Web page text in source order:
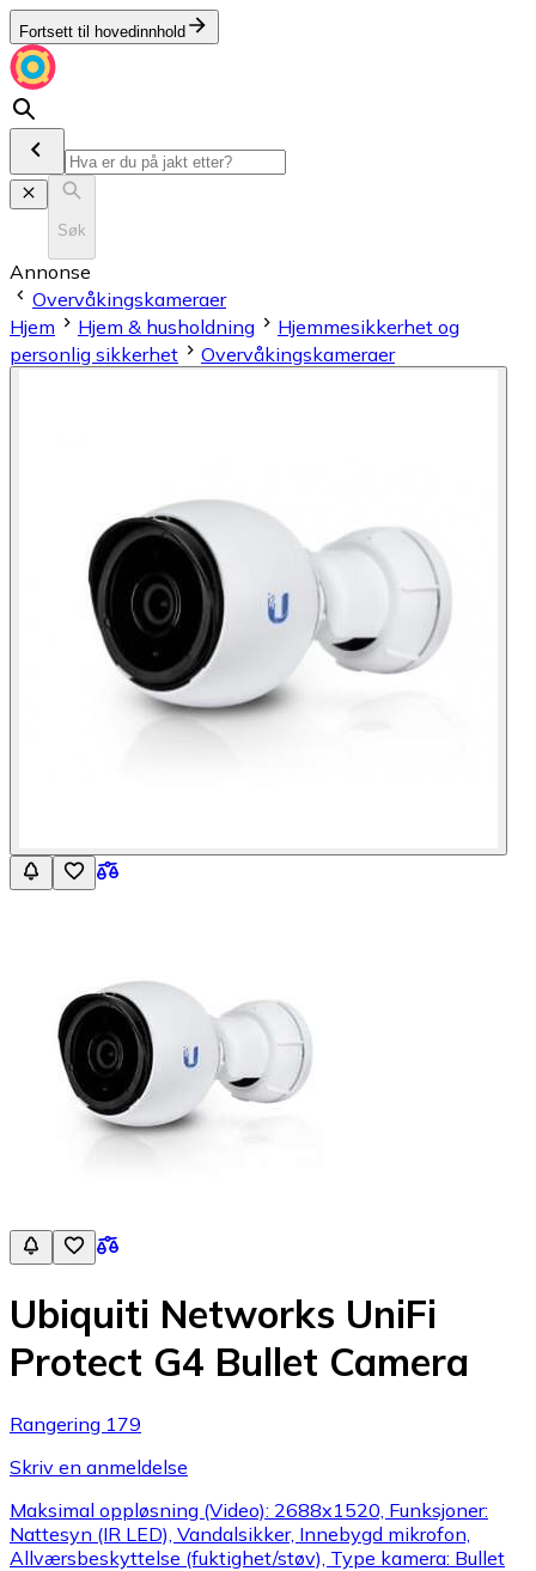
Fortsett til hovedinnhold
Søk
Annonse
Overvåkings­kameraer
Hjem
Hjem & husholdning
Hjemmesikkerhet og
personlig sikkerhet
Overvåkings­kameraer
Ubiquiti Networks UniFi
Protect G4 Bullet Camera
Rangering 179
Skriv en anmeldelse
Maksimal oppløsning (Video): 2688x1520, Funksjoner:
Nattesyn (IR LED), Vandalsikker, Innebygd mikrofon,
Allværsbeskyttelse (fuktighet/støv), Type kamera: Bullet